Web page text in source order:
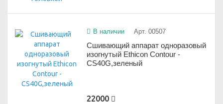
В наличии Арт. 00507
Сшивающий аппарат одноразовый
изогнутый Ethicon Contour -
CS40G,зеленый
22000